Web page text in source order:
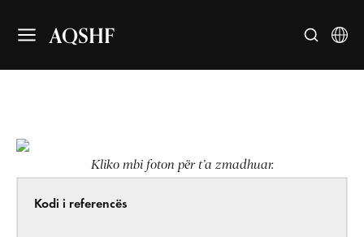
AQSHF
Kliko mbi foton për t’a zmadhuar.
Kodi i referencës